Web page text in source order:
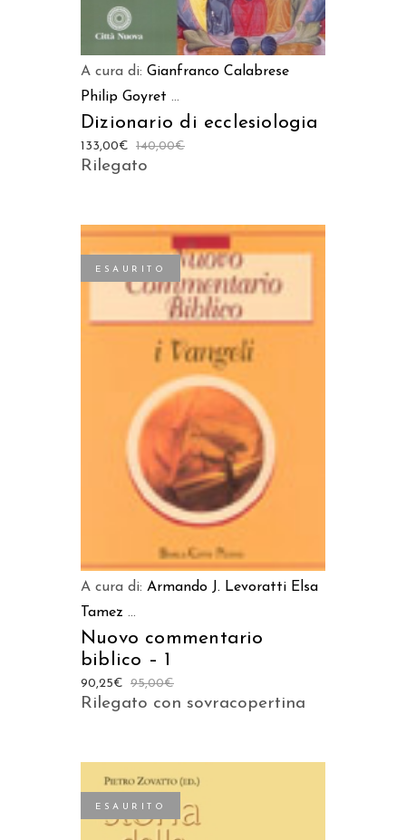
A cura di: Gianfranco Calabrese
Philip Goyret ...
Dizionario di ecclesiologia
140,00€
133,00€
Rilegato
ESAURITO
LEGGI TUTTO
A cura di: Armando J. Levoratti Elsa
Tamez ...
Nuovo commentario
biblico – 1
95,00€
90,25€
Rilegato con sovracopertina
ESAURITO